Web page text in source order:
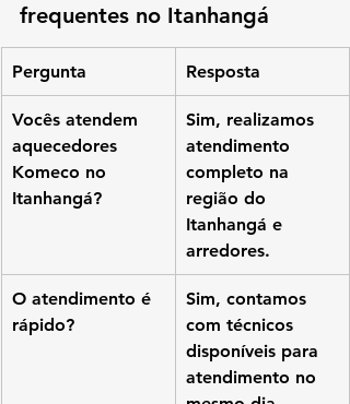
frequentes no Itanhangá
Pergunta Resposta
Vocês atendem
aquecedores
Komeco no
Itanhangá?
Sim, realizamos
atendimento
completo na
região do
Itanhangá e
arredores.
O atendimento é
rápido?
Sim, contamos
com técnicos
disponíveis para
atendimento no